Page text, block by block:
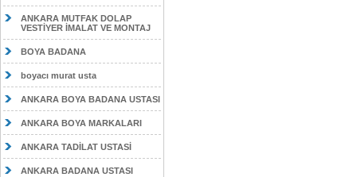
ANKARA MUTFAK DOLAP
VESTİYER İMALAT VE MONTAJ
BOYA BADANA
boyacı murat usta
ANKARA BOYA BADANA USTASI
ANKARA BOYA MARKALARI
ANKARA TADİLAT USTASİ
ANKARA BADANA USTASI